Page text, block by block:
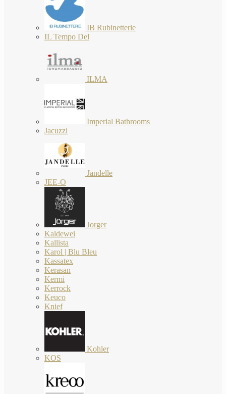
IB Rubinetterie
IL Tempo Del
ILMA
Imperial Bathrooms
Jacuzzi
Jandelle
JEE-O
Jorger
Kaldewei
Kallista
Karol | Blu Bleu
Kassatex
Kerasan
Kermi
Kerrock
Keuco
Knief
Kohler
KOS